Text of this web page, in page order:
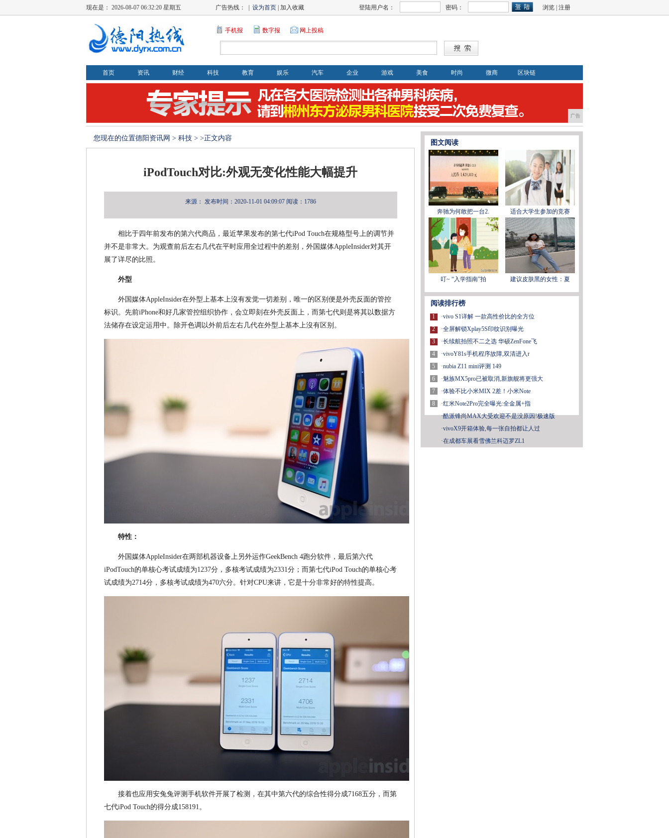
现在是： 2026-08-07 06:32:20 星期五 广告热线： | 设为首页 | 加入收藏 登陆用户名： 密码： 浏览 注册
手机报 数字报 网上投稿
首页 资讯 财经 科技 教育 娱乐 汽车 企业 游戏 美食 时尚 微商 区块链
广告
您现在的位置德阳资讯网 > 科技 > >正文内容
iPodTouch对比:外观无变化性能大幅提升
来源： 发布时间：2020-11-01 04:09:07 阅读：1786
相比于四年前发布的第六代商品，最近苹果发布的第七代iPod Touch在规格型号上的调节并
并不是非常大。为观查前后左右几代在平时应用全过程中的差别，外国媒体AppleInsider对其开
展了详尽的比照。
外型
外国媒体AppleInsider在外型上基本上沒有发觉一切差别，唯一的区别便是外壳反面的管控
标识。先前iPhone和好几家管控组织协作，会立即刻在外壳反面上，而第七代则是将其以数据方
法储存在设定运用中。除开色调以外前后左右几代在外型上基本上沒有区别。
特性：
外国媒体AppleInsider在两部机器设备上另外运作GeekBench 4跑分软件，最后第六代
iPodTouch的单核心考试成绩为1237分，多核考试成绩为2331分；而第七代iPod Touch的单核心考
试成绩为2714分，多核考试成绩为470六分。针对CPU来讲，它是十分非常好的特性提高。
接着也应用安兔兔评测手机软件开展了检测，在其中第六代的综合性得分成7168五分，而第
七代iPod Touch的得分成158191。
图文阅读
奔驰为何敢把一台2. 适合大学生参加的竞赛
叮~ “入学指南”拍 建议皮肤黑的女性：夏
阅读排行榜
1
2
3
4
5
6
7
8
·vivo S1详解 一款高性价比的全方位
·全屏解锁Xplay5S印纹识别曝光
·长续航拍照不二之选 华硕ZenFone飞
·vivoY81s手机程序故障,双清进入r
·nubia Z11 mini评测 149
·魅族MX5pro已被取消,新旗舰将更强大
·体验不比小米MIX 2差！小米Note
·红米Note2Pro完全曝光:全金属+指
·酷派锋尚MAX大受欢迎不是没原因!极速版
·vivoX9开箱体验,每一张自拍都让人过
·在成都车展看雪佛兰科迈罗ZL1